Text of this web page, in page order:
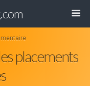
placements